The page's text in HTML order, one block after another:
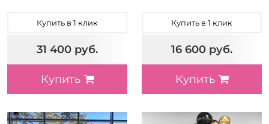
Купить в 1 клик
31 400 руб.
Купить
Купить в 1 клик
16 600 руб.
Купить